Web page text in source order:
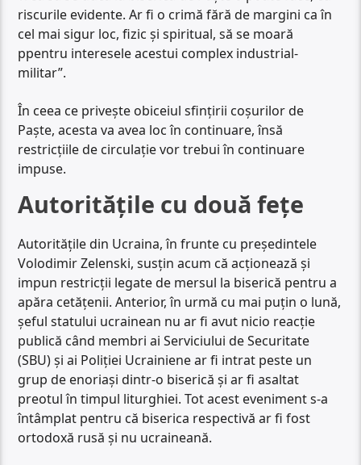
riscurile evidente. Ar fi o crimă fără de margini ca în
cel mai sigur loc, fizic și spiritual, să se moară
ppentru interesele acestui complex industrial-
militar”.
În ceea ce privește obiceiul sfințirii coșurilor de
Paște, acesta va avea loc în continuare, însă
restricțiile de circulație vor trebui în continuare
impuse.
Autoritățile cu două fețe
Autoritățile din Ucraina, în frunte cu președintele
Volodimir Zelenski, susțin acum că acționează și
impun restricții legate de mersul la biserică pentru a
apăra cetățenii. Anterior, în urmă cu mai puțin o lună,
șeful statului ucrainean nu ar fi avut nicio reacție
publică când membri ai Serviciului de Securitate
(SBU) și ai Poliției Ucrainiene ar fi intrat peste un
grup de enoriași dintr-o biserică și ar fi asaltat
preotul în timpul liturghiei. Tot acest eveniment s-a
întâmplat pentru că biserica respectivă ar fi fost
ortodoxă rusă și nu ucraineană.